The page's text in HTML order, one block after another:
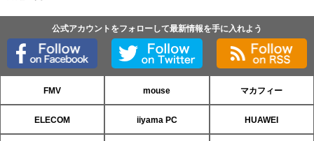
公式アカウントをフォローして最新情報を手に入れよう
FMV mouse マカフィー
ELECOM iiyama PC HUAWEI